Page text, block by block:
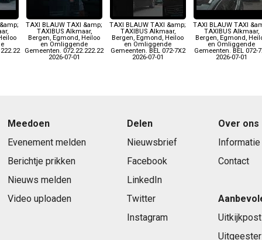
TAXI BLAUW TAXI &amp;
TAXIBUS Alkmaar,
Bergen, Egmond, Heiloo
en Omliggende
Gemeenten. 072.22.222.22
2026-07-01
TAXI BLAUW TAXI &amp;
TAXIBUS Alkmaar,
Bergen, Egmond, Heiloo
en Omliggende
Gemeenten. BEL 072-7X2
2026-07-01
TAXI BLAUW TAXI
TAXIBUS Alkmaar,
Bergen, Egmond,
en Omliggende
Gemeenten. BEL 072-
2026-07-01
Meedoen
Evenement melden
Berichtje prikken
Nieuws melden
Video uploaden
Delen
Nieuwsbrief
Facebook
LinkedIn
Twitter
Instagram
Over ons
Informatie
Contact
Uitkijkpost
Uitgeester